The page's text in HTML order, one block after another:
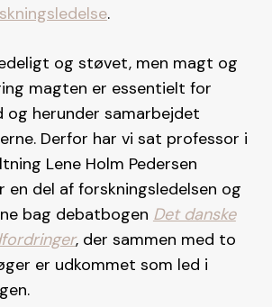
.
og støvet, men magt og
magten er essentielt for
og herunder samarbejdet
Derfor har vi sat professor i
Lene Holm Pedersen
en del af forskningsledelsen og
bag debatbogen Det danske
, der sammen med to
er udkommet som led i